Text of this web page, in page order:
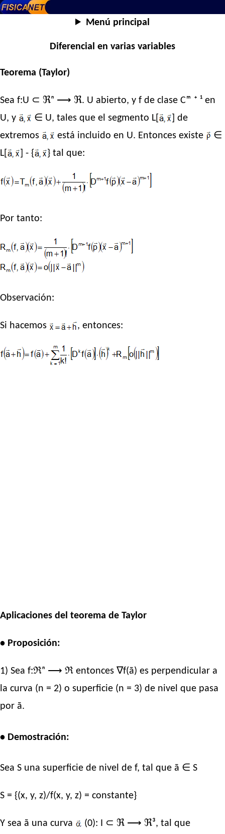
Menú principal
Diferencial en varias variables
Teorema (Taylor)
Sea f:U ⊂ ℜⁿ ⟶ ℜ. U abierto, y f de clase Cᵐ ⁺ ¹ en
U, y
∈ U, tales que el segmento L[
] de
extremos
está incluido en U. Entonces existe
∈
L[
] - { } tal que:
Por tanto:
Observación:
Si hacemos , entonces:
Aplicaciones del teorema de Taylor
• Proposición:
1) Sea f:ℜⁿ ⟶ ℜ entonces ∇f(ā) es perpendicular a
la curva (n = 2) o superficie (n = 3) de nivel que pasa
por ā.
• Demostración:
Sea S una superficie de nivel de f, tal que ā ∈ S
S = {(x, y, z)/f(x, y, z) = constante}
Y sea ā una curva (0): I ⊂ ℜ ⟶ ℜ³, tal que